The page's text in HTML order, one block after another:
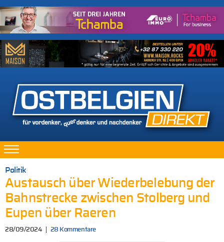
Politik
Austausch über Wiederbelebung der
Bahnstrecke zwischen Stolberg und
Eupen über Raeren
28/09/2024 28 Kommentare